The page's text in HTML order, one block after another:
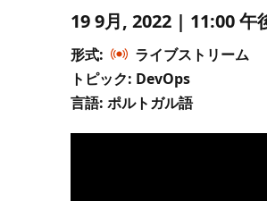
19 9月, 2022 | 11:00 午
形式:
ライブストリーム
トピック: DevOps
言語: ポルトガル語